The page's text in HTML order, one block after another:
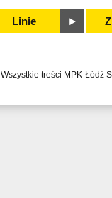
Linie
Wszystkie treści MPK-Łódź